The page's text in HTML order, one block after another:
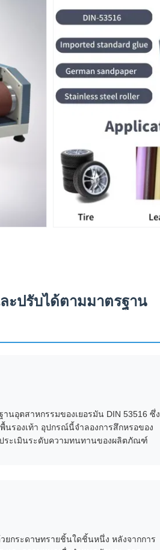
ะปรับได้ตามมาตรฐาน
นอุตสาหกรรมของเยอรมัน DIN 53516 ซึ่ง
รองเท้า อุปกรณ์นี้จำลองการสึกหรอของ
ระเมินระดับความทนทานของผลิตภัณฑ์
ยกระดาษทรายชิ้นใดชิ้นหนึ่ง หลังจากการ